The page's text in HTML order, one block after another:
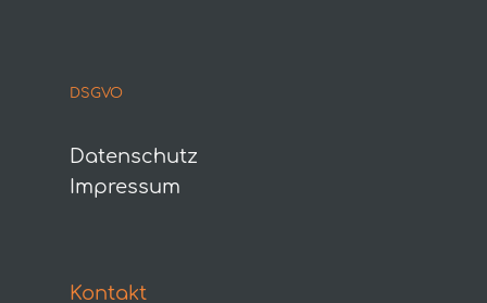
DSGVO
Datenschutz
Impressum
Kontakt